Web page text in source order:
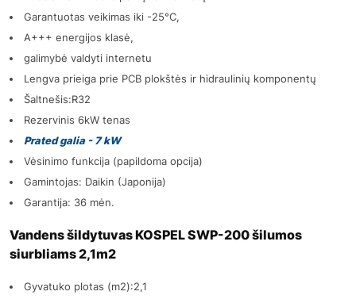
Garantuotas veikimas iki -25°C,
A+++ energijos klasė,
galimybė valdyti internetu
Lengva prieiga prie PCB plokštės ir hidraulinių komponentų
Šaltnešis:R32
Rezervinis 6kW tenas
Prated galia - 7 kW
Vėsinimo funkcija (papildoma opcija)
Gamintojas: Daikin (Japonija)
Garantija: 36 mėn.
Vandens šildytuvas KOSPEL SWP-200 šilumos
siurbliams 2,1m2
Gyvatuko plotas (m2):2,1